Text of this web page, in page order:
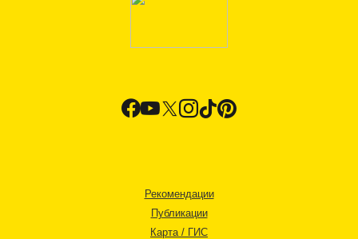
Рекомендации
Публикации
Карта / ГИС